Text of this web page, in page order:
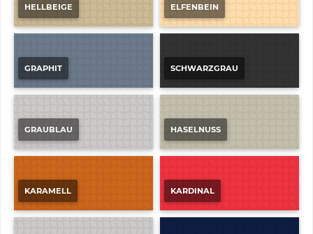
HELLBEIGE ELFENBEIN
GRAPHIT SCHWARZGRAU
GRAUBLAU HASELNUSS
KARAMELL KARDINAL